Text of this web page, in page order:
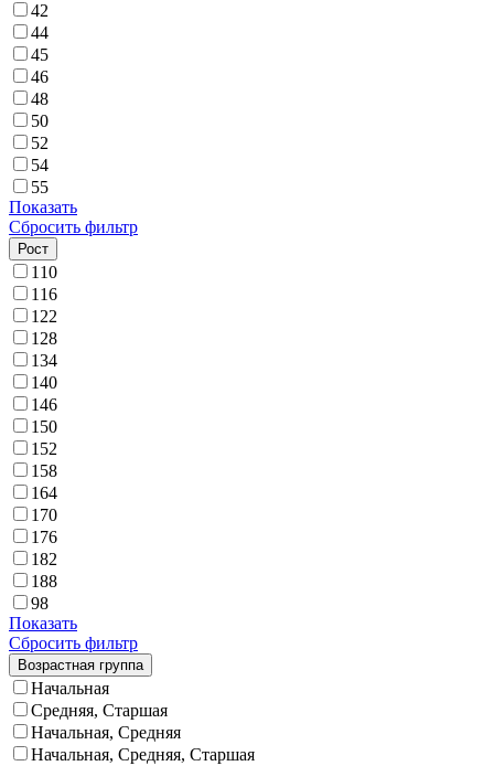
42
44
45
46
48
50
52
54
55
Показать
Сбросить фильтр
Рост
110
116
122
128
134
140
146
150
152
158
164
170
176
182
188
98
Показать
Сбросить фильтр
Возрастная группа
Начальная
Средняя, Старшая
Начальная, Средняя
Начальная, Средняя, Старшая